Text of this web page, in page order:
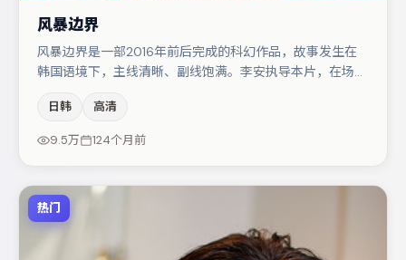
风暴边界
风暴边界是一部2016年前后完成的科幻作品，故事发生在
韩国语境下，主线清晰、副线饱满。李安执导本片，在场面
腾与木村拓哉的对手戏构成全片情感锚点，桂纶镁则以细节
塑造推动谜题层层揭开。整体完成度较高，适合周末一口气
日韩 高清
9.5万 124个月前
热门